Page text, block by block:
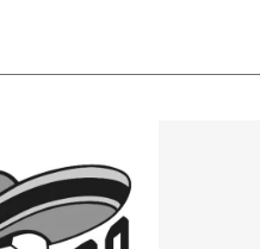
είναι «το πρόβλημα»
Τι είναι η
Δανάη Δεληγεώργη απαντά!
Συγχαρητήρια, Πέθανες!